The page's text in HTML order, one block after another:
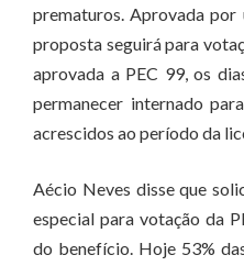
prematuros. Aprovada por
proposta seguirá para
aprovada a PEC 99, os
permanecer internado
acrescidos ao período da
Aécio Neves disse que
especial para votação da
do benefício. Hoje 53%